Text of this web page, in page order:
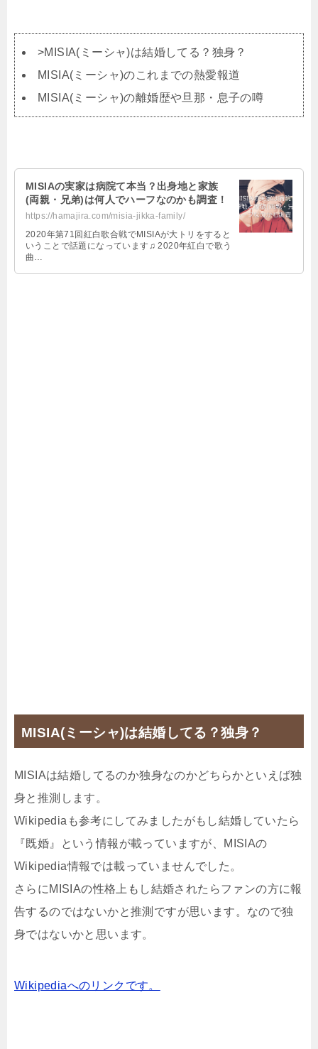
>MISIA(ミーシャ)は結婚してる？独身？
MISIA(ミーシャ)のこれまでの熱愛報道
MISIA(ミーシャ)の離婚歴や旦那・息子の噂
MISIAの実家は病院て本当？出身地と家族
(両親・兄弟)は何人でハーフなのかも調査！
https://hamajira.com/misia-jikka-family/
2020年第71回紅白歌合戦でMISIAが大トリをすると
いうことで話題になっています♫ 2020年紅白で歌う
曲…
MISIA(ミーシャ)は結婚してる？独身？
MISIAは結婚してるのか独身なのかどちらかといえば独
身と推測します。
Wikipediaも参考にしてみましたがもし結婚していたら
『既婚』という情報が載っていますが、MISIAの
Wikipedia情報では載っていませんでした。
さらにMISIAの性格上もし結婚されたらファンの方に報
告するのではないかと推測ですが思います。なので独
身ではないかと思います。
Wikipediaへのリンクです。